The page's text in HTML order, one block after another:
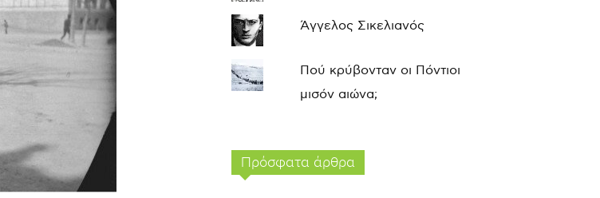
Άγγελος Σικελιανός
Πού κρύβονταν οι Πόντιοι
μισόν αιώνα;
Πρόσφατα άρθρα